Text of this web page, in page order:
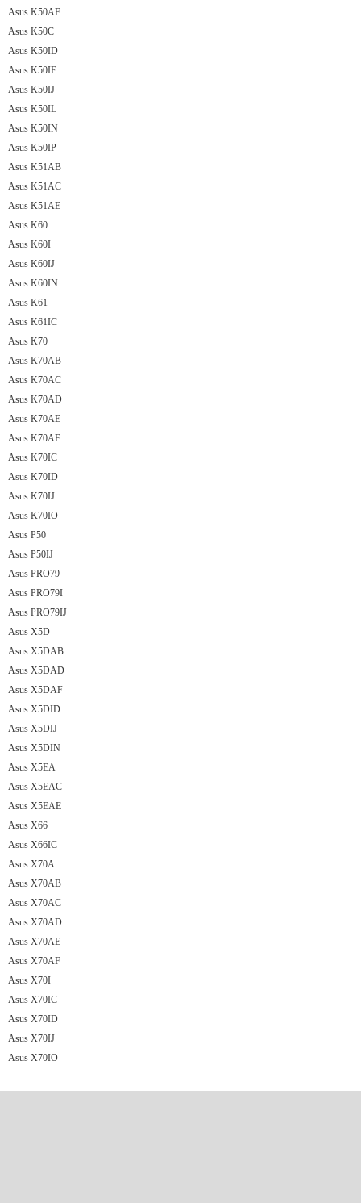
Asus K50AF
Asus K50C
Asus K50ID
Asus K50IE
Asus K50IJ
Asus K50IL
Asus K50IN
Asus K50IP
Asus K51AB
Asus K51AC
Asus K51AE
Asus K60
Asus K60I
Asus K60IJ
Asus K60IN
Asus K61
Asus K61IC
Asus K70
Asus K70AB
Asus K70AC
Asus K70AD
Asus K70AE
Asus K70AF
Asus K70IC
Asus K70ID
Asus K70IJ
Asus K70IO
Asus P50
Asus P50IJ
Asus PRO79
Asus PRO79I
Asus PRO79IJ
Asus X5D
Asus X5DAB
Asus X5DAD
Asus X5DAF
Asus X5DID
Asus X5DIJ
Asus X5DIN
Asus X5EA
Asus X5EAC
Asus X5EAE
Asus X66
Asus X66IC
Asus X70A
Asus X70AB
Asus X70AC
Asus X70AD
Asus X70AE
Asus X70AF
Asus X70I
Asus X70IC
Asus X70ID
Asus X70IJ
Asus X70IO